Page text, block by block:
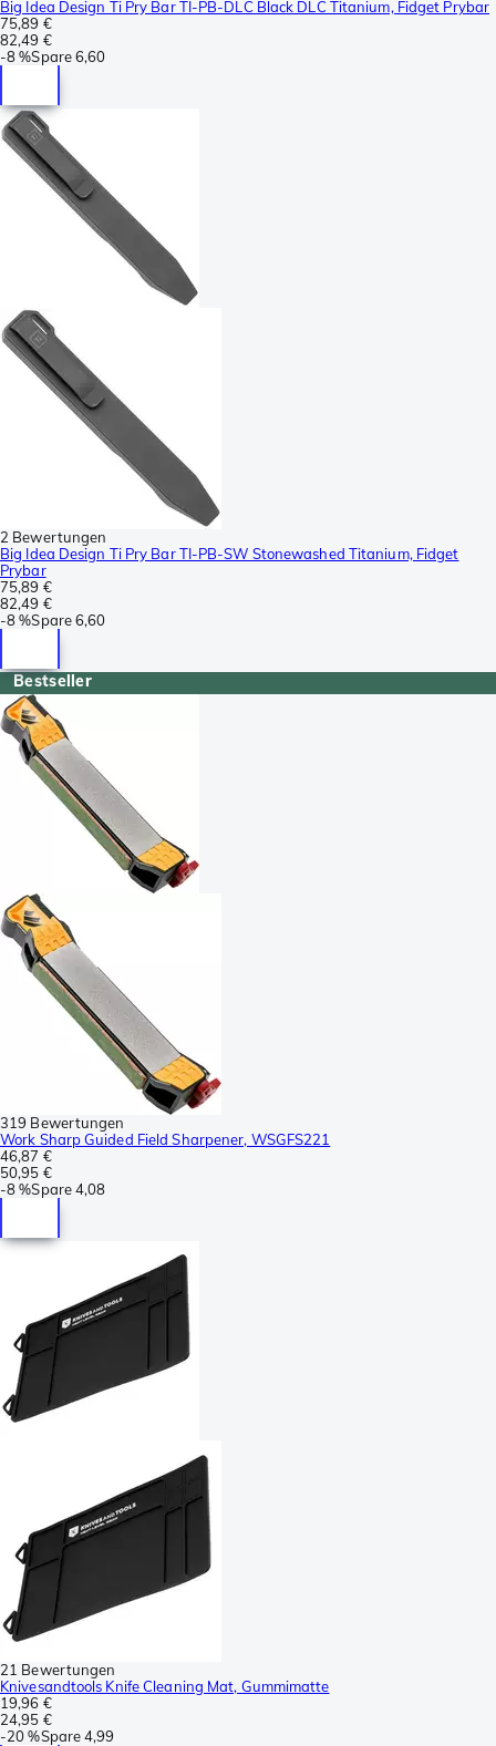
Big Idea Design Ti Pry Bar TI-PB-DLC Black DLC Titanium, Fidget Prybar
75,89 €
82,49 €
-8 %Spare6,60
2 Bewertungen
Big Idea Design Ti Pry Bar TI-PB-SW Stonewashed Titanium, Fidget
Prybar
75,89 €
82,49 €
-8 %Spare6,60
Bestseller
319 Bewertungen
Work Sharp Guided Field Sharpener, WSGFS221
46,87 €
50,95 €
-8 %Spare4,08
21 Bewertungen
Knivesandtools Knife Cleaning Mat, Gummimatte
19,96 €
24,95 €
-20 %Spare4,99